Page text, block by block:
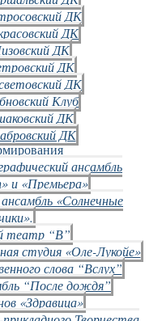
ДК
ДК
ДК
ДК
ДК
Клуб
ДК
ДК
ансамбль
и «Премьера»
«Солнечные
театр “В”
студия «Оле-Лукойе»
слова “Вслух”
“После дождя”
«Здравица»